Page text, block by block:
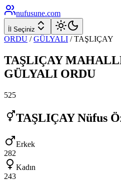
nufusune.com
İl Seçiniz
ORDU / GÜLYALI /TAŞLIÇAY
TAŞLIÇAY
GÜLYALI ORDU
525
TAŞLIÇAYNüfus
Erkek
282
Kadın
243